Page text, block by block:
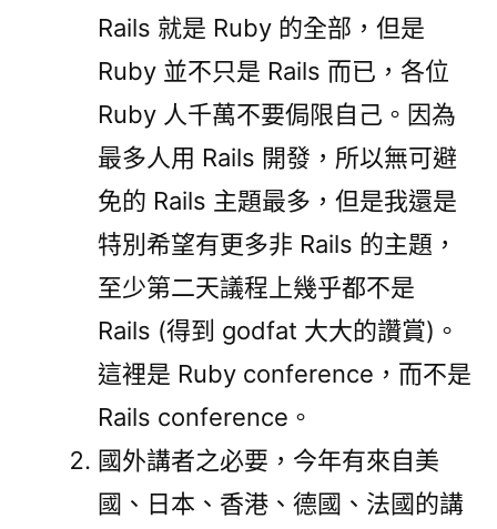
Rails 就是 Ruby 的全部，但是
Ruby 並不只是 Rails 而已，各位
Ruby 人千萬不要侷限自己。因為
最多人用 Rails 開發，所以無可避
免的 Rails 主題最多，但是我還是
特別希望有更多非 Rails 的主題，
至少第二天議程上幾乎都不是
Rails (得到 godfat 大大的讚賞)。
這裡是 Ruby conference，而不是
Rails conference。
國外講者之必要，今年有來自美
國、日本、香港、德國、法國的講